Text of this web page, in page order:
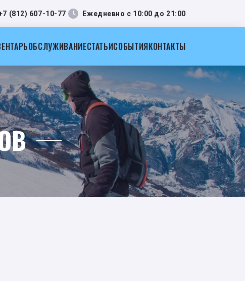
(812) 607-10-77 Ежедневно с 10:00 до 21:00
ОБСЛУЖИВАНИЕСТАТЬИСОБЫТИЯКОНТАКТЫ